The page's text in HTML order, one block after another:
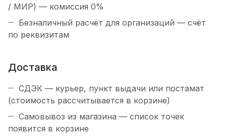
/ МИР) — комиссия 0%
Безналичный расчёт для организаций — счёт
по реквизитам
Доставка
СДЭК — курьер, пункт выдачи или постамат
(стоимость рассчитывается в корзине)
Самовывоз из магазина — список точек
появится в корзине